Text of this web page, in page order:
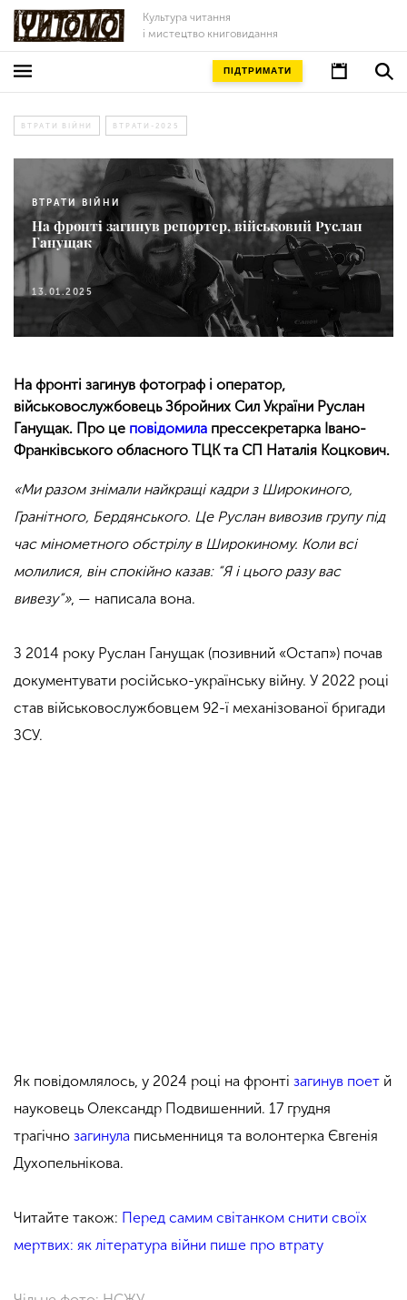
Культура читання
і мистецтво книговидання
ПІДТРИМАТИ
ВТРАТИ ВІЙНИ ВТРАТИ-2025
ВТРАТИ ВІЙНИ
На фронті загинув репортер, військовий Руслан
Ганущак
13.01.2025
На фронті загинув фотограф і оператор,
військовослужбовець Збройних Сил України Руслан
Ганущак. Про це повідомила прессекретарка Івано-
Франківського обласного ТЦК та СП Наталія Коцкович.
«Ми разом знімали найкращі кадри з Широкиного,
Гранітного, Бердянського. Це Руслан вивозив групу під
час мінометного обстрілу в Широкиному. Коли всі
молилися, він спокійно казав: “Я і цього разу вас
вивезу”», — написала вона.
З 2014 року Руслан Ганущак (позивний «Остап») почав
документувати російсько-українську війну. У 2022 році
став військовослужбовцем 92-ї механізованої бригади
ЗСУ.
Як повідомлялось, у 2024 році на фронті загинув поет й
науковець Олександр Подвишенний. 17 грудня
трагічно загинула письменниця та волонтерка Євгенія
Духопельнікова.
Читайте також: Перед самим світанком снити своїх
мертвих: як література війни пише про втрату